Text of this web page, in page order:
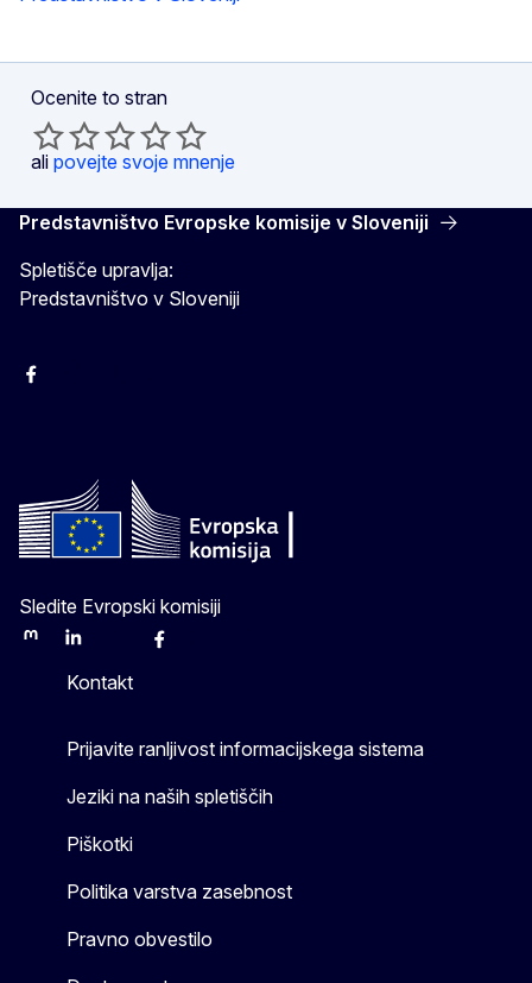
Ocenite to stran
ali povejte svoje mnenje
Predstavništvo Evropske komisije v Sloveniji
Spletišče upravlja:
Predstavništvo v Sloveniji
Facebook
Sledite Evropski komisiji
MastodonLinkedInBlueskyFacebook
Kontakt
Prijavite ranljivost informacijskega sistema
Jeziki na naših spletiščih
Piškotki
Politika varstva zasebnost
Pravno obvestilo